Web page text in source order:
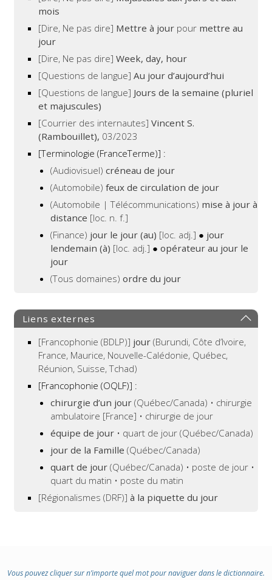
mois
[Dire, Ne pas dire] Mettre à jour pour mettre au
jour
[Dire, Ne pas dire]Week, day, hour
[Questions de langue]Au jour d’aujourd’hui
[Questions de langue] Jours de la semaine (pluriel
et majuscules)
[Courrier des internautes]Vincent S.
(Rambouillet), 03/2023
[Terminologie (FranceTerme)] :
(Audiovisuel)créneau de jour
(Automobile)feux de circulation de jour
(Automobile | Télécommunications) mise à jour à
distance [loc. n. f.]
(Finance) jour le jour (au) [loc. adj.] ● jour
lendemain (à) [loc. adj.] ●opérateur au jour le
jour
(Tous domaines)ordre du jour
Liens externes
[Francophonie (BDLP)] jour (Burundi, Côte d’Ivoire,
France, Maurice, Nouvelle-Calédonie, Québec,
Réunion, Suisse, Tchad)
[Francophonie (OQLF)] :
chirurgie d’un jour (Québec/Canada) • chirurgie
ambulatoire [France] • chirurgie de jour
équipe de jour • quart de jour (Québec/Canada)
jour de la Famille (Québec/Canada)
quart de jour (Québec/Canada) • poste de jour •
quart du matin • poste du matin
[Régionalismes (DRF)] à la piquette du jour
Vous pouvez cliquer sur n’importe quel mot pour naviguer dans le dictionnaire.